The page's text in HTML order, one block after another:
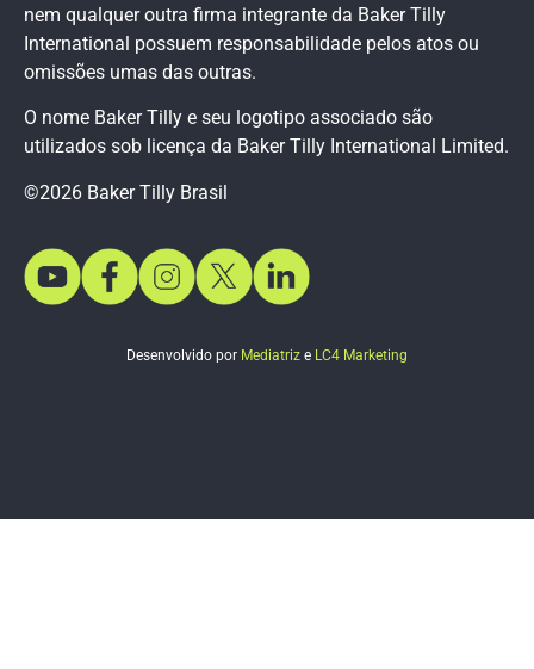
nem qualquer outra firma integrante da Baker Tilly
International possuem responsabilidade pelos atos ou
omissões umas das outras.
O nome Baker Tilly e seu logotipo associado são
utilizados sob licença da Baker Tilly International Limited.
©2026 Baker Tilly Brasil
Desenvolvido por Mediatriz e LC4 Marketing